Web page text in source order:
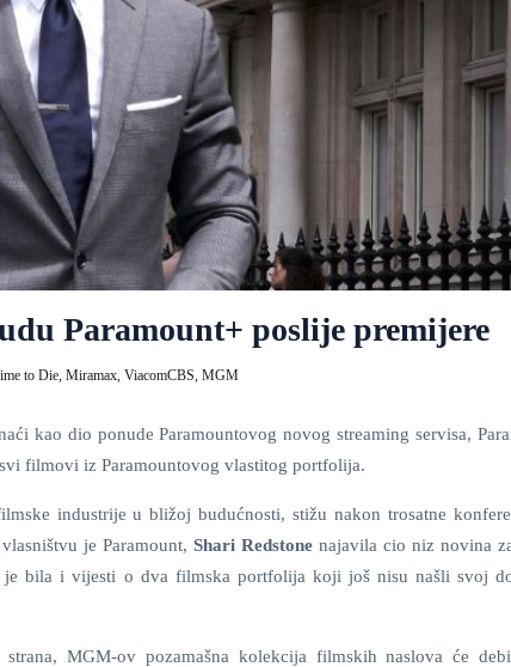
Paramount+ poslije premijere
to Die, Miramax, ViacomCBS, MGM
kao dio ponude Paramountovog novog streaming servisa,
filmovi iz Paramountovog vlastitog portfolija.
industrije u bližoj budućnosti, stižu nakon trosatne
je Paramount, Shari Redstone najavila cio niz novina
je bila i vijesti o dva filmska portfolija koji još nisu našli svoj
MGM-ov pozamašna kolekcija filmskih naslova će